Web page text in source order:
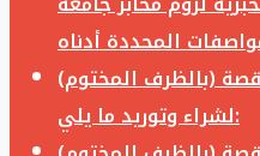
(بالظرف المختوم)
لشراء وتوريد ما يلي: